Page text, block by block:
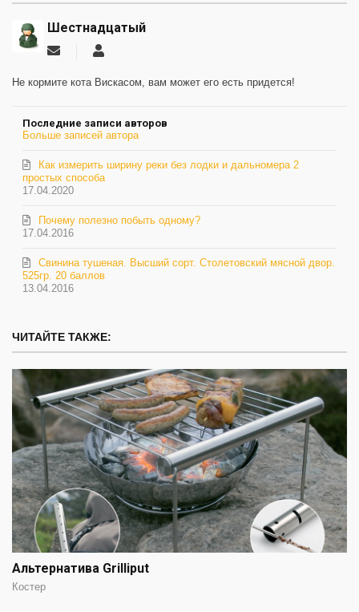
Шестнадцатый
Подписаться
обновление
Не кормите кота Вискасом, вам может его есть придется!
Последние записи авторов
Больше записей автора
17.04.2020
Как измерить ширину реки без лодки и дальномера 2
простых способа
17.04.2016
Почему полезно побыть одному?
13.04.2016
Свинина тушеная. Высший сорт. Столетовский мясной двор.
525гр. 20 баллов
ЧИТАЙТЕ ТАКЖЕ:
Альтернатива Grilliput
Костер